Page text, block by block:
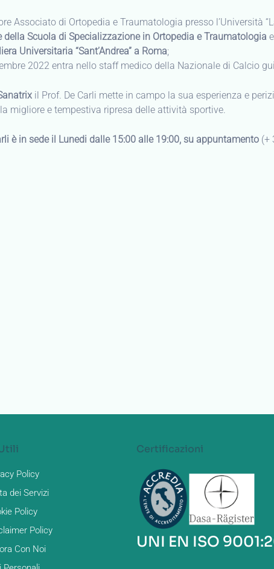
Associato di Ortopedia e Traumatologia presso l’Università
della Scuola di Specializzazione in Ortopedia e Traumatologia e
Universitaria “Sant’Andrea” a Roma;
2022 entra nello staff medico della Nazionale di Calcio
il Prof. De Carli mette in campo la sua esperienza e
migliore e tempestiva ripresa delle attività sportive.
è in sede il Lunedi dalle 15:00 alle 19:00, su appuntamento (+
Policy
dei Servizi
Policy
Policy
Con Noi
Certificazioni
UNI EN ISO